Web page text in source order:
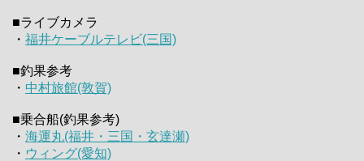
■ライブカメラ
・ 福井ケーブルテレビ(三国)
■釣果参考
・ 中村旅館(敦賀)
■乗合船(釣果参考)
・ 海運丸(福井・三国・玄達瀬)
・ ウィング(愛知)